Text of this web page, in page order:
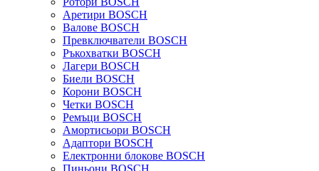
Аретири BOSCH
Валове BOSCH
Превключватели BOSCH
Ръкохватки BOSCH
Лагери BOSCH
Биели BOSCH
Корони BOSCH
Четки BOSCH
Ремъци BOSCH
Амортисьори BOSCH
Адаптори BOSCH
Електронни блокове BOSCH
Пиньони BOSCH